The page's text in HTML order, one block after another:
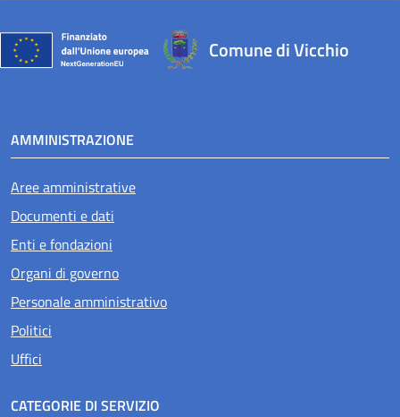
Comune di Vicchio
AMMINISTRAZIONE
Aree amministrative
Documenti e dati
Enti e fondazioni
Organi di governo
Personale amministrativo
Politici
Uffici
CATEGORIE DI SERVIZIO